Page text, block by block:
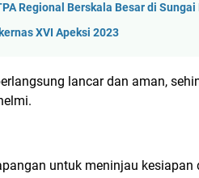
Regional Berskala Besar di Sungai
XVI Apeksi 2023
lancar dan aman,
untuk meninjau kesiapan